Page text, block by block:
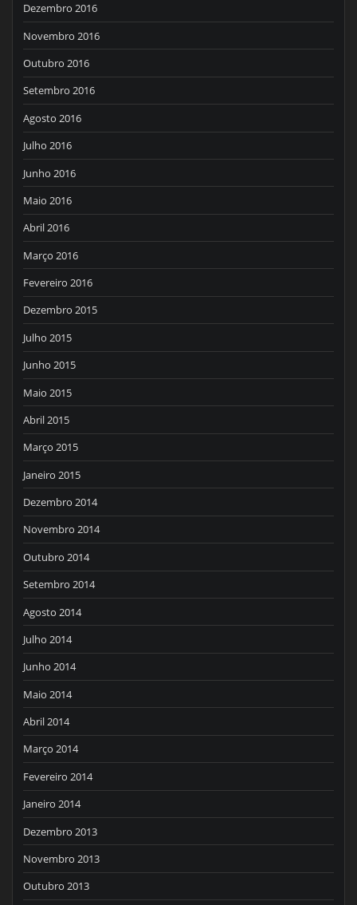
Dezembro 2016
Novembro 2016
Outubro 2016
Setembro 2016
Agosto 2016
Julho 2016
Junho 2016
Maio 2016
Abril 2016
Março 2016
Fevereiro 2016
Dezembro 2015
Julho 2015
Junho 2015
Maio 2015
Abril 2015
Março 2015
Janeiro 2015
Dezembro 2014
Novembro 2014
Outubro 2014
Setembro 2014
Agosto 2014
Julho 2014
Junho 2014
Maio 2014
Abril 2014
Março 2014
Fevereiro 2014
Janeiro 2014
Dezembro 2013
Novembro 2013
Outubro 2013